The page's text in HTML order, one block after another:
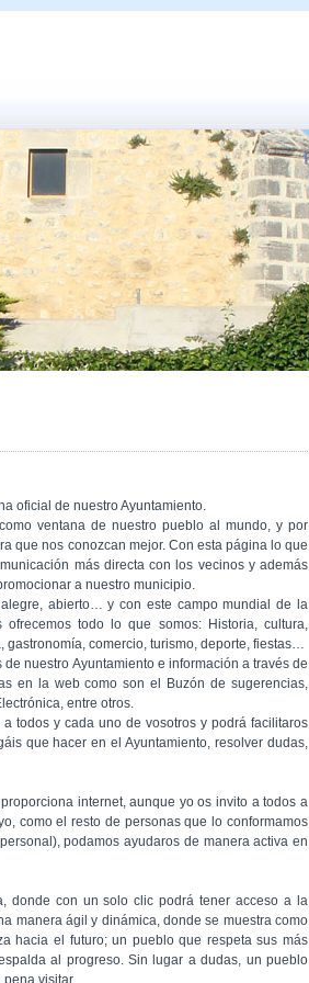
oficial de nuestro Ayuntamiento.
ventana de nuestro pueblo al mundo, y por
que nos conozcan mejor. Con esta página lo que
más directa con los vecinos y además
a nuestro municipio.
abierto… y con este campo mundial de la
ofrecemos todo lo que somos: Historia, cultura,
gastronomía, comercio, turismo, deporte, fiestas…
nuestro Ayuntamiento e información a través de
en la web como son el Buzón de sugerencias,
entre otros.
todos y cada uno de vosotros y podrá facilitaros
que hacer en el Ayuntamiento, resolver dudas,
internet, aunque yo os invito a todos a
como el resto de personas que lo conformamos
podamos ayudaros de manera activa en
donde con un solo clic podrá tener acceso a la
manera ágil y dinámica, donde se muestra como
hacia el futuro; un pueblo que respeta sus más
al progreso. Sin lugar a dudas, un pueblo
visitar.